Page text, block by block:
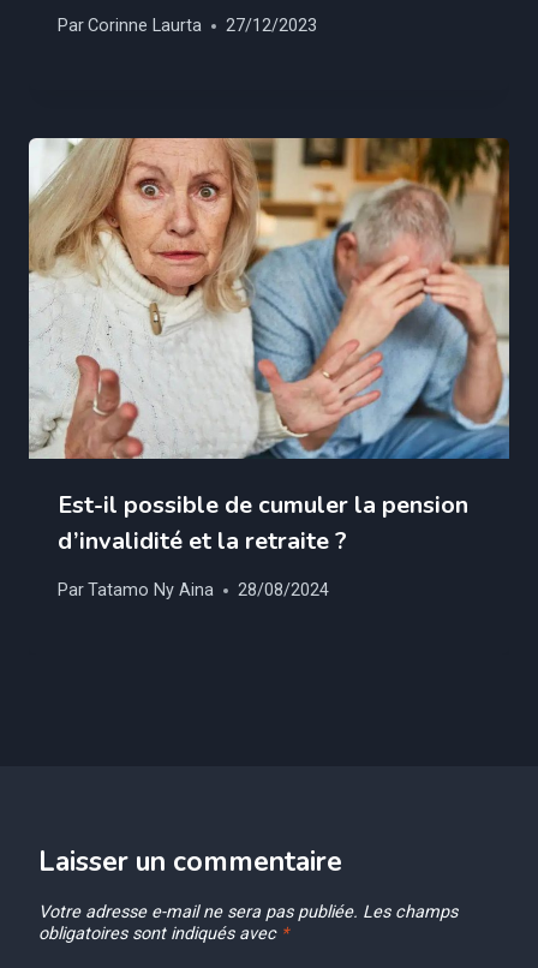
ParCorinne Laurta 27/12/2023
Est-il possible de cumuler la pension
d’invalidité et la retraite ?
ParTatamo Ny Aina 28/08/2024
Laisser un commentaire
Votre adresse e-mail ne sera pas publiée. Les champs
obligatoires sont indiqués avec *